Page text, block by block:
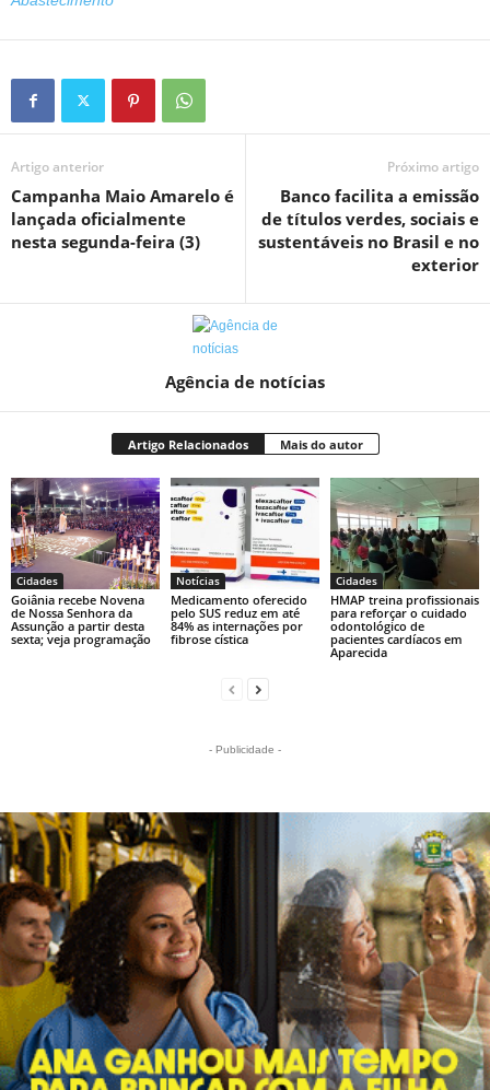
Artigo anterior
Campanha Maio Amarelo é
lançada oficialmente
nesta segunda-feira (3)
Próximo artigo
Banco facilita a emissão
de títulos verdes, sociais e
sustentáveis no Brasil e no
exterior
Agência de notícias
Artigo Relacionados Mais do autor
Cidades
Goiânia recebe Novena
de Nossa Senhora da
Assunção a partir desta
sexta; veja programação
Notícias
Medicamento oferecido
pelo SUS reduz em até
84% as internações por
fibrose cística
Cidades
HMAP treina profissionais
para reforçar o cuidado
odontológico de
pacientes cardíacos em
Aparecida
- Publicidade -